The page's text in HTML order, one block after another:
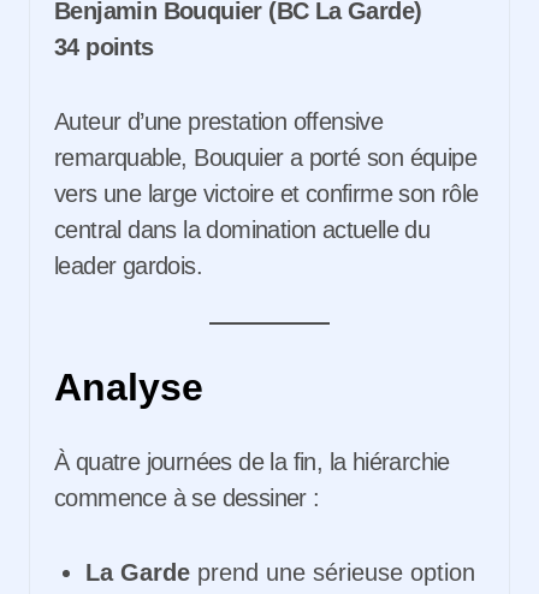
Benjamin Bouquier (BC La Garde)
34 points
Auteur d’une prestation offensive
remarquable, Bouquier a porté son équipe
vers une large victoire et confirme son rôle
central dans la domination actuelle du
leader gardois.
Analyse
À quatre journées de la fin, la hiérarchie
commence à se dessiner :
La Gardeprend une sérieuse option